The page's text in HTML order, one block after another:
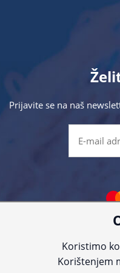
Prijavite se na naš
proizvoda. Za najažurnije
Koristimo
Korištenjem